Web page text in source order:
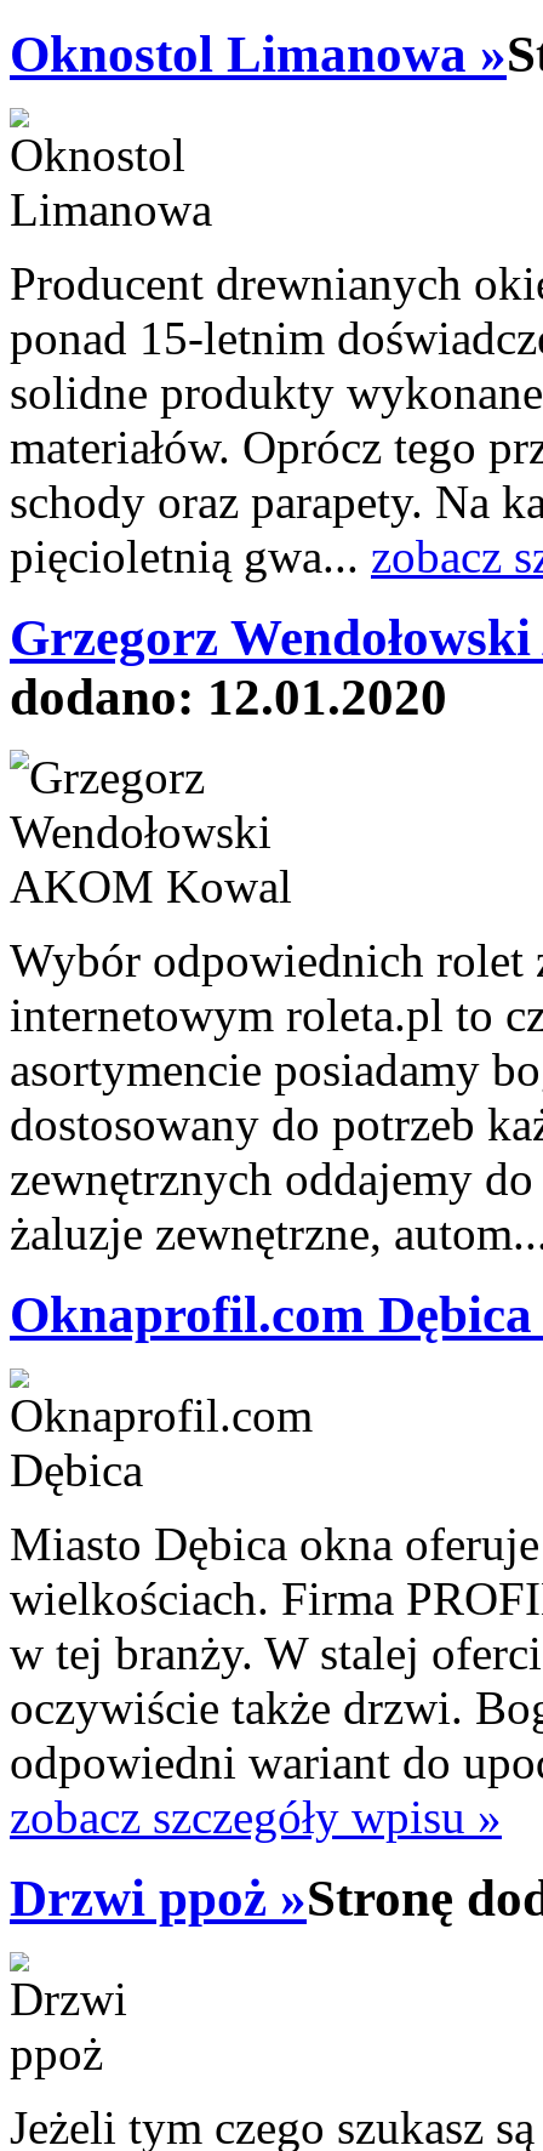
Oknostol Limanowa »
Producent drewnianych
ponad 15-letnim
solidne produkty
materiałów. Oprócz tego
schody oraz parapety. Na
pięcioletnią gwa... zobacz
Grzegorz
dodano: 12.01.2020
Wybór odpowiednich rolet
internetowym roleta.pl to
asortymencie posiadamy
dostosowany do potrzeb
zewnętrznych oddajemy
żaluzje zewnętrzne,
Oknaprofil.com Dębica
Miasto Dębica okna
wielkościach. Firma
w tej branży. W stalej
oczywiście także drzwi.
odpowiedni wariant do
zobacz szczegóły wpisu »
Drzwi ppoż »Stronę
Jeżeli tym czego szukasz